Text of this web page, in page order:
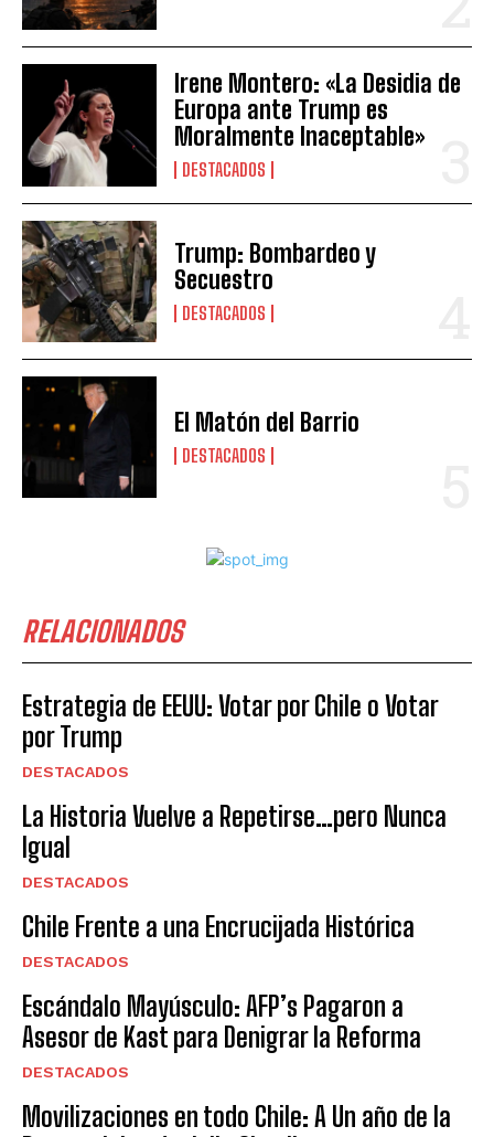
Irene Montero: «La Desidia de
Europa ante Trump es
Moralmente Inaceptable»
DESTACADOS
Trump: Bombardeo y
Secuestro
DESTACADOS
El Matón del Barrio
DESTACADOS
RELACIONADOS
Estrategia de EEUU: Votar por Chile o Votar
por Trump
DESTACADOS
La Historia Vuelve a Repetirse…pero Nunca
Igual
DESTACADOS
Chile Frente a una Encrucijada Histórica
DESTACADOS
Escándalo Mayúsculo: AFP’s Pagaron a
Asesor de Kast para Denigrar la Reforma
DESTACADOS
Movilizaciones en todo Chile: A Un año de la